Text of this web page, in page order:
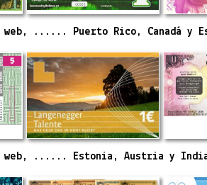
web, ...... Puerto Rico, Canadá y
web, ...... Estonia, Austria y